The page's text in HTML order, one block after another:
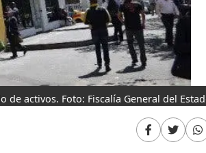
activos. Foto: Fiscalía General del